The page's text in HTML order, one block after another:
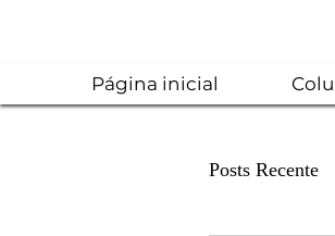
Página inicial
Posts Recente